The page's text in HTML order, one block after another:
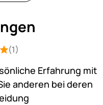
5 von 5 (1 Bewertungen)
(1)
Erfahrung mit
anderen bei deren